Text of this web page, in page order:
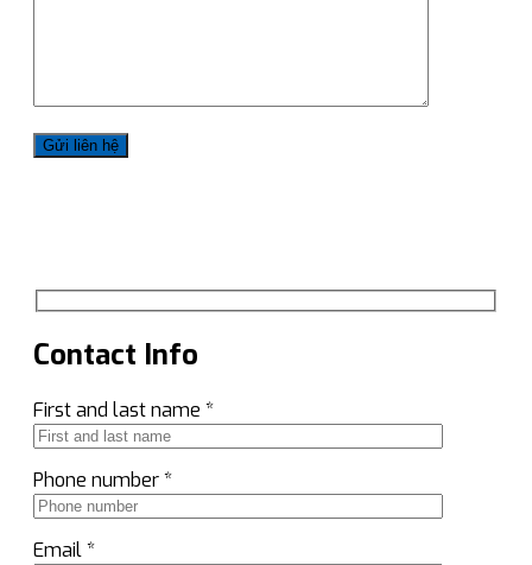
Contact Info
First and last name *
Phone number *
Email *